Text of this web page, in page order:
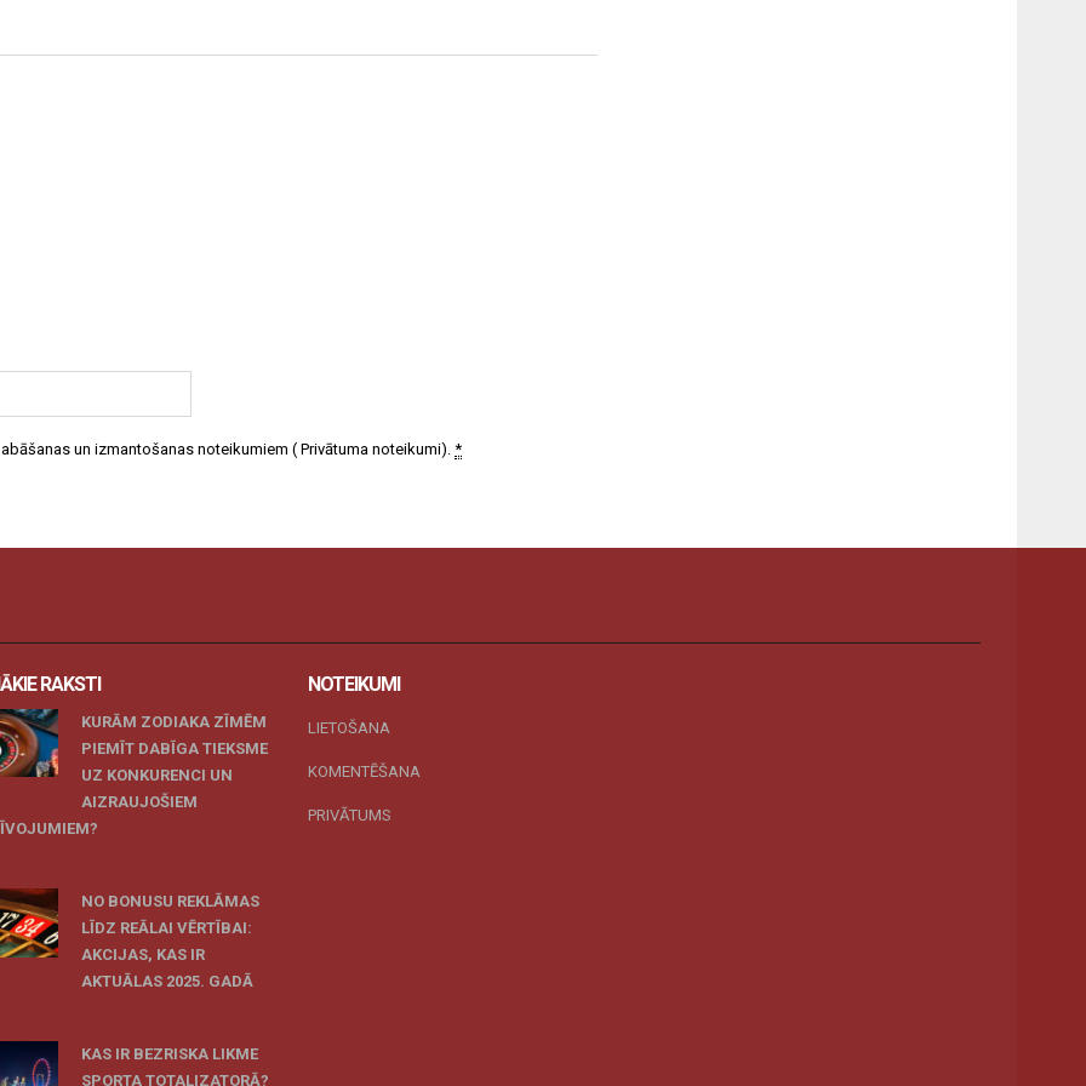
un izmantošanas noteikumiem ( Privātuma noteikumi). *
RAKSTI
KURĀM ZODIAKA ZĪMĒM
PIEMĪT DABĪGA TIEKSME
UZ KONKURENCI UN
AIZRAUJOŠIEM
NO BONUSU REKLĀMAS
LĪDZ REĀLAI VĒRTĪBAI:
AKCIJAS, KAS IR
AKTUĀLAS 2025. GADĀ
KAS IR BEZRISKA LIKME
SPORTA TOTALIZATORĀ?
NOTEIKUMI
LIETOŠANA
KOMENTĒŠANA
PRIVĀTUMS